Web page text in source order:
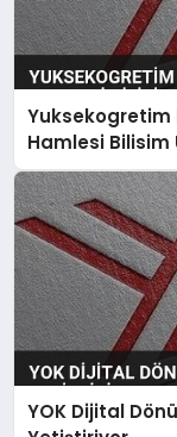
Yuksekogretim
Hamlesi
YOK Dijital